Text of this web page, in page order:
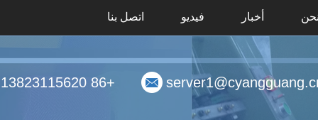
أخبار فيديو اتصل بنا
+86 13823115620